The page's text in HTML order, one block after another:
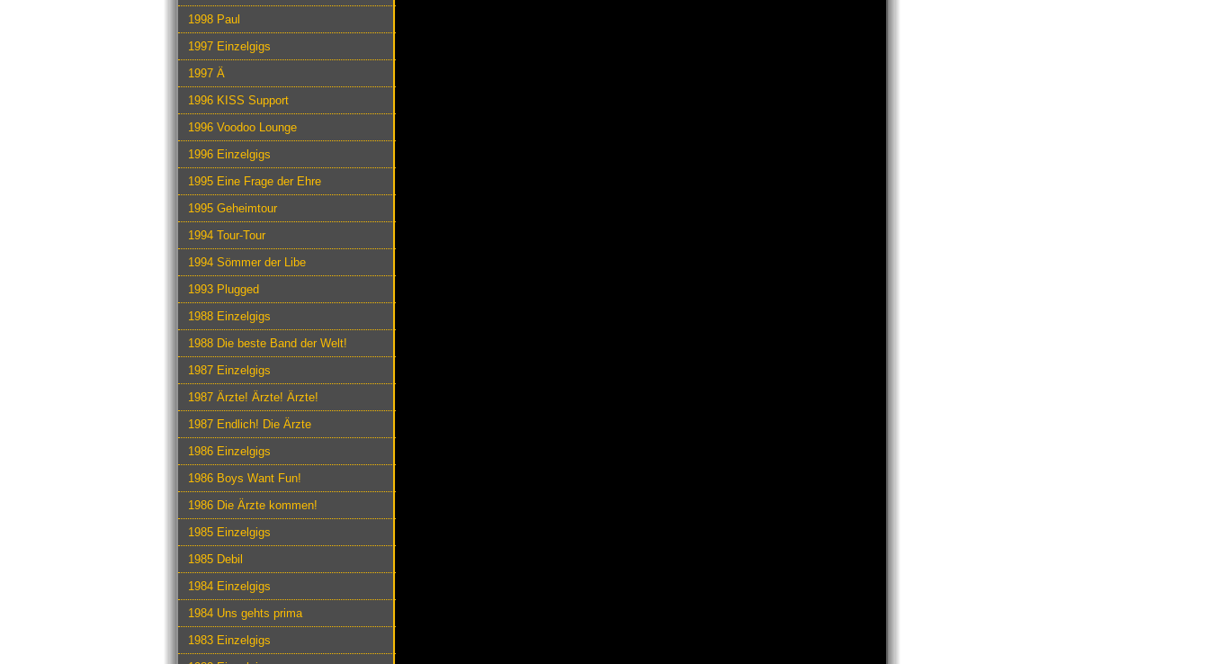
1998 Paul
1997 Einzelgigs
1997 Ä
1996 KISS Support
1996 Voodoo Lounge
1996 Einzelgigs
1995 Eine Frage der Ehre
1995 Geheimtour
1994 Tour-Tour
1994 Sömmer der Libe
1993 Plugged
1988 Einzelgigs
1988 Die beste Band der Welt!
1987 Einzelgigs
1987 Ärzte! Ärzte! Ärzte!
1987 Endlich! Die Ärzte
1986 Einzelgigs
1986 Boys Want Fun!
1986 Die Ärzte kommen!
1985 Einzelgigs
1985 Debil
1984 Einzelgigs
1984 Uns gehts prima
1983 Einzelgigs